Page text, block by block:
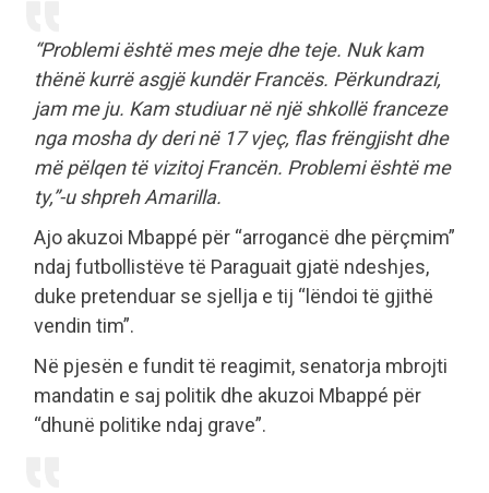
“Problemi është mes meje dhe teje. Nuk kam
thënë kurrë asgjë kundër Francës. Përkundrazi,
jam me ju. Kam studiuar në një shkollë franceze
nga mosha dy deri në 17 vjeç, flas frëngjisht dhe
më pëlqen të vizitoj Francën. Problemi është me
ty,”-u shpreh Amarilla.
Ajo akuzoi Mbappé për “arrogancë dhe përçmim”
ndaj futbollistëve të Paraguait gjatë ndeshjes,
duke pretenduar se sjellja e tij “lëndoi të gjithë
vendin tim”.
Në pjesën e fundit të reagimit, senatorja mbrojti
mandatin e saj politik dhe akuzoi Mbappé për
“dhunë politike ndaj grave”.